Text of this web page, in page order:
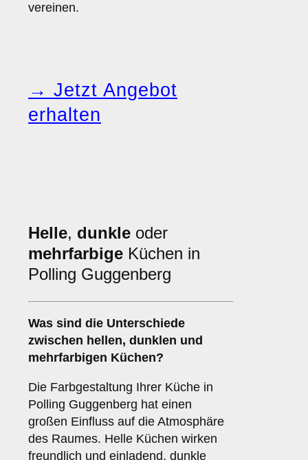
vereinen.
→ Jetzt Angebot
erhalten
Helle, dunkle oder
mehrfarbige Küchen in
Polling Guggenberg
Was sind die Unterschiede
zwischen hellen, dunklen und
mehrfarbigen Küchen?
Die Farbgestaltung Ihrer Küche in
Polling Guggenberg hat einen
großen Einfluss auf die Atmosphäre
des Raumes. Helle Küchen wirken
freundlich und einladend, dunkle